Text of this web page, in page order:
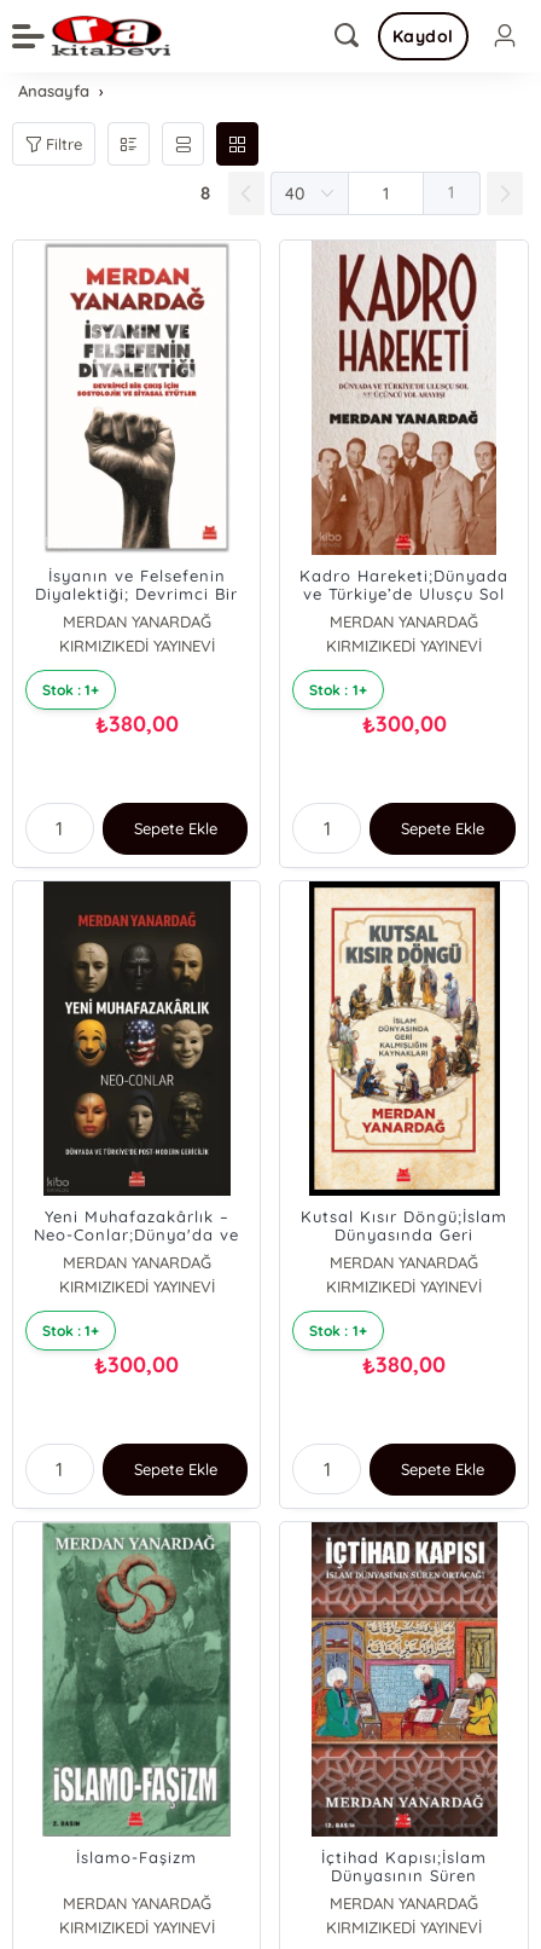
Kaydol
Anasayfa
Filtre
8 1
İsyanın ve Felsefenin
Diyalektiği; Devrimci Bir
Çıkış için Sosyolojik ve
Siyasal Etütler
MERDAN YANARDAĞ
KIRMIZIKEDİ YAYINEVİ
Stok : 1+
₺380,00
Sepete Ekle
Kadro Hareketi;Dünyada
ve Türkiye’de Ulusçu Sol
ve Üçüncü Yol Arkadaşı
MERDAN YANARDAĞ
KIRMIZIKEDİ YAYINEVİ
Stok : 1+
₺300,00
Sepete Ekle
Yeni Muhafazakârlık –
Neo-Conlar;Dünya'da ve
Türkiye'de Post - Modern
Gericilik
MERDAN YANARDAĞ
KIRMIZIKEDİ YAYINEVİ
Stok : 1+
₺300,00
Sepete Ekle
Kutsal Kısır Döngü;İslam
Dünyasında Geri
Kalmışlığın Kaynakları
MERDAN YANARDAĞ
KIRMIZIKEDİ YAYINEVİ
Stok : 1+
₺380,00
Sepete Ekle
İslamo-Faşizm
MERDAN YANARDAĞ
KIRMIZIKEDİ YAYINEVİ
İçtihad Kapısı;İslam
Dünyasının Süren
MERDAN YANARDAĞ
KIRMIZIKEDİ YAYINEVİ